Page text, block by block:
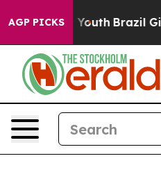
AGP PICKS
to Youth Brazil Gives